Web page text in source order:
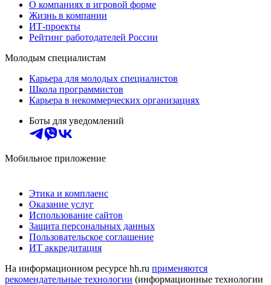
О компаниях в игровой форме
Жизнь в компании
ИТ-проекты
Рейтинг работодателей России
Молодым специалистам
Карьера для молодых специалистов
Школа программистов
Карьера в некоммерческих организациях
Боты для уведомлений
Мобильное приложение
Этика и комплаенс
Оказание услуг
Использование сайтов
Защита персональных данных
Пользовательское соглашение
ИТ аккредитация
На информационном ресурсе hh.ru применяются
рекомендательные технологии (информационные технологии